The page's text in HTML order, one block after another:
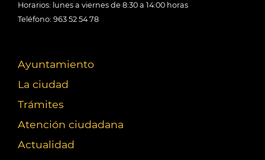
Horarios: lunes a viernes de 8:30 a 14:00 horas
Teléfono: 963 52 54 78
Ayuntamiento
La ciudad
Trámites
Atención ciudadana
Actualidad